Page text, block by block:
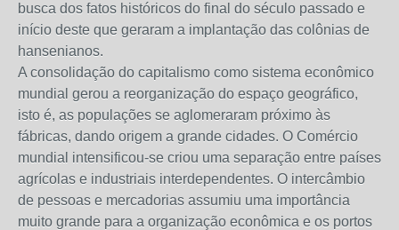
busca dos fatos históricos do final do século passado e
início deste que geraram a implantação das colônias de
hansenianos.
A consolidação do capitalismo como sistema econômico
mundial gerou a reorganização do espaço geográfico,
isto é, as populações se aglomeraram próximo às
fábricas, dando origem a grande cidades. O Comércio
mundial intensificou-se criou uma separação entre países
agrícolas e industriais interdependentes. O intercâmbio
de pessoas e mercadorias assumiu uma importância
muito grande para a organização econômica e os portos